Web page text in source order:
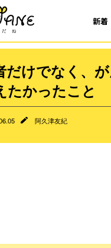
新着
だけでなく、
たかったこと
阿久津友紀